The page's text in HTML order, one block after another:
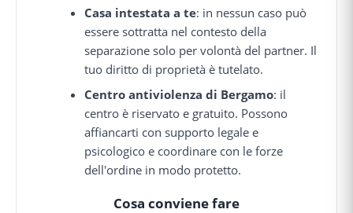
Casa intestata a te: in nessun caso può
essere sottratta nel contesto della
separazione solo per volontà del partner. Il
tuo diritto di proprietà è tutelato.
Centro antiviolenza di Bergamo: il
centro è riservato e gratuito. Possono
affiancarti con supporto legale e
psicologico e coordinare con le forze
dell'ordine in modo protetto.
Cosa conviene fare